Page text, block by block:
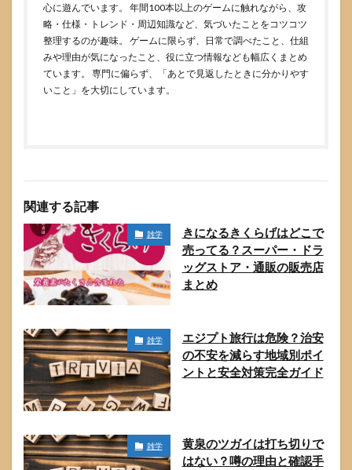
心に遊んでいます。 年間100本以上のゲームに触れながら、攻
略・仕様・トレンド・周辺知識など、気づいたことをコツコツ
整理するのが趣味。 ゲームに限らず、日常で調べたこと、仕組
みや理由が気になったこと、役に立つ情報なども幅広くまとめ
ています。 専門に偏らず、「あとで見返したときに分かりやす
いこと」を大切にしています。
関連する記事
雑学
きになるきくらげはどこで
売ってる？スーパー・ドラ
ッグストア・通販の販売店
まとめ
雑学
エジプト旅行は危険？治安
の不安を減らす地域別ポイ
ントと安全対策完全ガイド
雑学
黄泉のツガイは打ち切りで
はない？噂の理由と確認手